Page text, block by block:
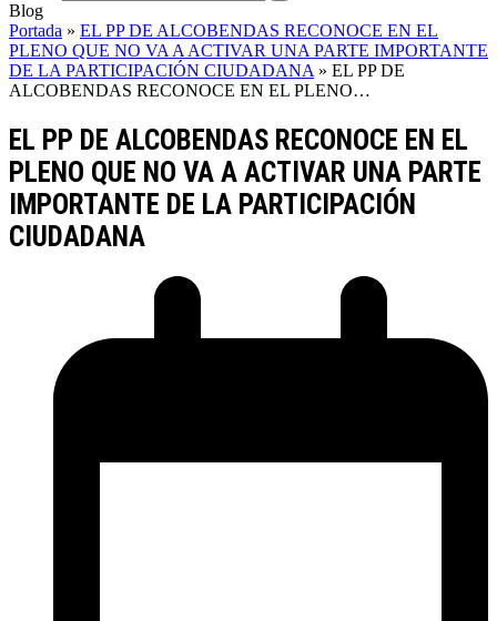
Blog
Portada » EL PP DE ALCOBENDAS RECONOCE EN EL
PLENO QUE NO VA A ACTIVAR UNA PARTE IMPORTANTE
DE LA PARTICIPACIÓN CIUDADANA» EL PP DE
ALCOBENDAS RECONOCE EN EL PLENO…
EL PP DE ALCOBENDAS RECONOCE EN EL
PLENO QUE NO VA A ACTIVAR UNA PARTE
IMPORTANTE DE LA PARTICIPACIÓN
CIUDADANA